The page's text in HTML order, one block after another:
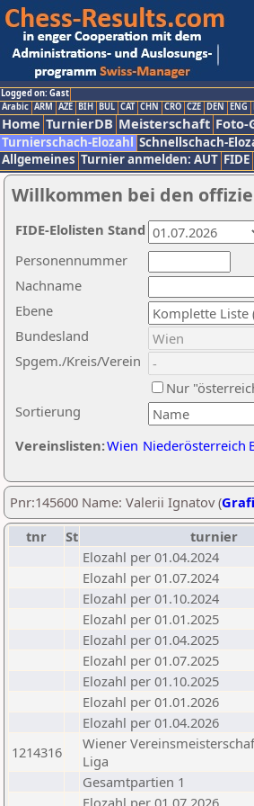
Logged on: Gast
Arabic ARM AZE BIH BUL CAT CHN CRO CZE DEN ENG
Home TurnierDB Meisterschaft Foto-
Turnierschach-Elozahl Schnellschach-
Allgemeines Turnier anmelden: AUT FIDE
Willkommen bei den
Nachname
Ebene
Sortierung
Personennummer
Bundesland
Spgem./Kreis/Verein
Nur
Vereinslisten:Wien Niederösterreich
FIDE-Elolisten Stand
Pnr:145600 Name: Valerii Ignatov (
tnr
St turnier
Elozahl per 01.04.2024
Elozahl per 01.07.2024
Elozahl per 01.10.2024
Elozahl per 01.01.2025
Elozahl per 01.04.2025
Elozahl per 01.07.2025
Elozahl per 01.10.2025
Elozahl per 01.01.2026
Elozahl per 01.04.2026
1214316
Wiener
Liga
Gesamtpartien 1
Elozahl per 01.07.2026